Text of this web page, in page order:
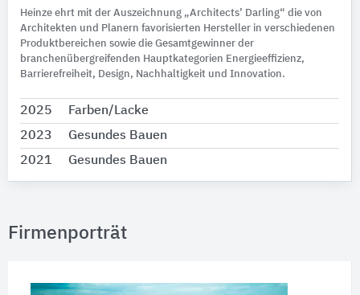
Heinze ehrt mit der Auszeichnung „Architects’ Darling“ die von
Architekten und Planern favorisierten Hersteller in verschiedenen
Produktbereichen sowie die Gesamtgewinner der
branchenübergreifenden Hauptkategorien Energieeffizienz,
Barrierefreiheit, Design, Nachhaltigkeit und Innovation.
2025
Farben/Lacke
2023
Gesundes Bauen
2021
Gesundes Bauen
Firmenporträt